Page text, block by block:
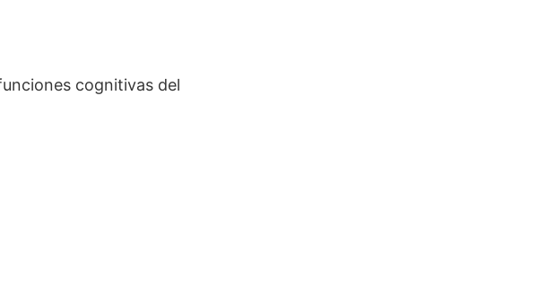
cognitivas del